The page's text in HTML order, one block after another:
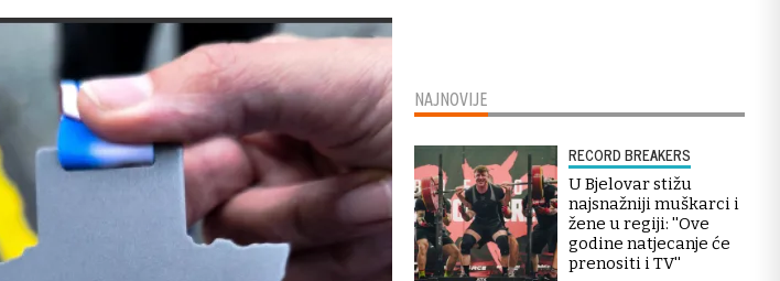
NAJNOVIJE
RECORD BREAKERS
U Bjelovar stižu
najsnažniji muškarci i
žene u regiji: ''Ove
godine natjecanje će
prenositi i TV''